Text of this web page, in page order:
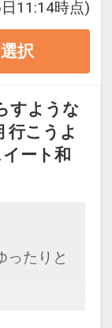
ん。
レンダ
確認くだ
早期申込
みにな
０円引
11:14時点)
選択
すような
行こうよ
ート和
ったりと